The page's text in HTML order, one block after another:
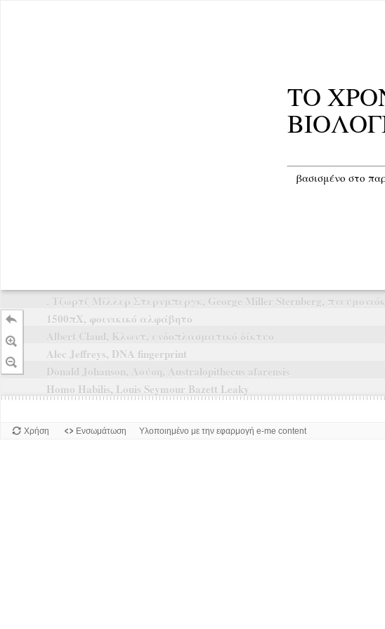
ΤΟ
βασισμένο στο
. Τζωρτζ Μίλλερ Στερνμπεργκ, George Miller Sternberg,
1500πΧ, φοινικικό αλφάβητο
Albert Claud, Κλωντ, ενδοπλασματικό δίκτυο
Alec Jeffreys, DNA fingerprint
Donald Johanson, Λούση, Australopithecus afarensis
Homo Habilis, Louis Seymour Bazett Leaky
Χρήση Ενσωμάτωση Υλοποιημένο με την εφαρμογή e-me content